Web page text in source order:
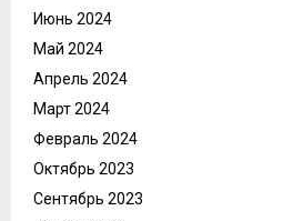
Июнь 2024
Май 2024
Апрель 2024
Март 2024
Февраль 2024
Октябрь 2023
Сентябрь 2023